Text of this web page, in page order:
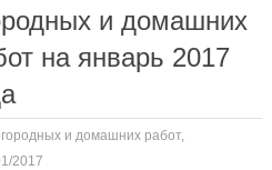
и домашних
на январь 2017
и домашних работ,
2017